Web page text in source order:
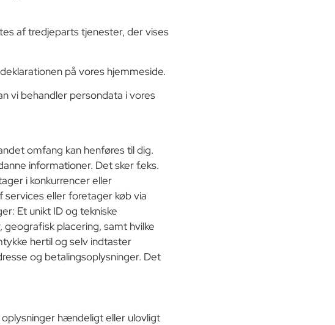
af tredjeparts tjenester, der vises
på vores hjemmeside.
vi behandler persondata i vores
omfang kan henføres til dig.
informationer. Det sker f.eks.
i konkurrencer eller
services eller foretager køb via
Et unikt ID og tekniske
placering, samt hvilke
hertil og selv indtaster
og betalingsoplysninger. Det
hændeligt eller ulovligt